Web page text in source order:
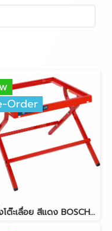
Order
ขาตั้งโต๊ะเลื่อย สีแดง BOSCH รุ่น GTA 6000